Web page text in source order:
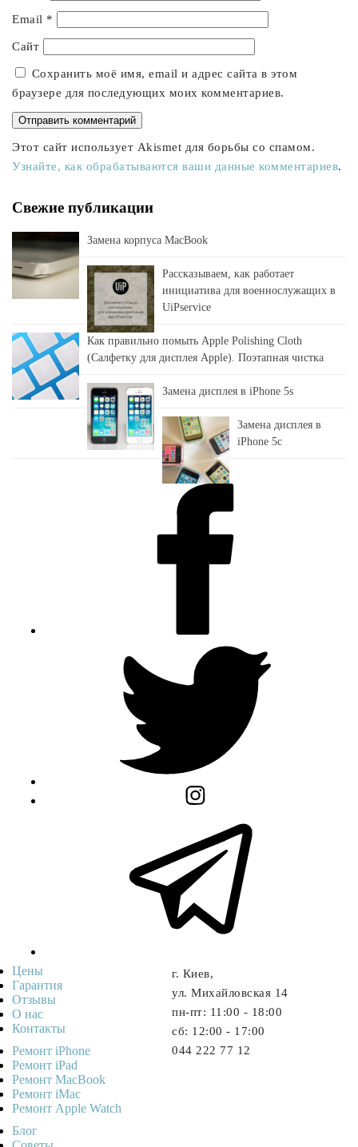
Email *
Сайт
Сохранить моё имя, email и адрес сайта в этом
браузере для последующих моих комментариев.
Этот сайт использует Akismet для борьбы со спамом.
Узнайте, как обрабатываются ваши данные комментариев.
Свежие публикации
Замена корпуса MacBook
Рассказываем, как работает
инициатива для военнослужащих в
UiPservice
Как правильно помыть Apple Polishing Cloth
(Салфетку для дисплея Apple). Поэтапная чистка
Замена дисплея в iPhone 5s
Замена дисплея в
iPhone 5c
г. Киев,
ул. Михайловская 14
пн-пт: 11:00 - 18:00
cб: 12:00 - 17:00
044 222 77 12
Цены
Гарантия
Отзывы
О нас
Контакты
Ремонт iPhone
Ремонт iPad
Ремонт MacBook
Ремонт iMac
Ремонт Apple Watch
Блог